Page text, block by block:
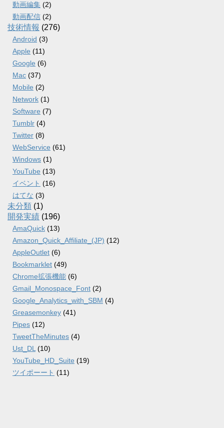
動画編集 (2)
動画配信 (2)
技術情報 (276)
Android (3)
Apple (11)
Google (6)
Mac (37)
Mobile (2)
Network (1)
Software (7)
Tumblr (4)
Twitter (8)
WebService (61)
Windows (1)
YouTube (13)
イベント (16)
はてな (3)
未分類 (1)
開発実績 (196)
AmaQuick (13)
Amazon_Quick_Affiliate_(JP) (12)
AppleOutlet (6)
Bookmarklet (49)
Chrome拡張機能 (6)
Gmail_Monospace_Font (2)
Google_Analytics_with_SBM (4)
Greasemonkey (41)
Pipes (12)
TweetTheMinutes (4)
Ust_DL (10)
YouTube_HD_Suite (19)
ツイポーート (11)